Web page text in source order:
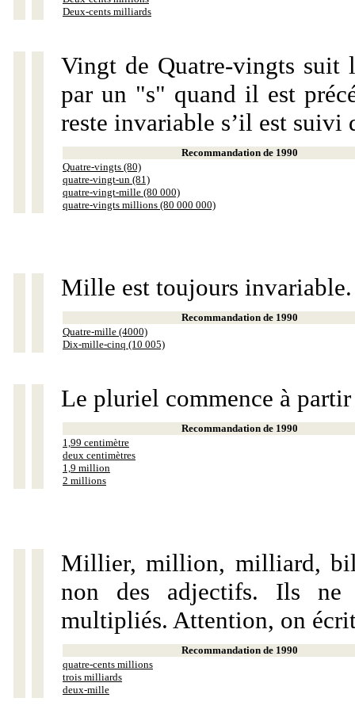
Deux-cents milliards
Vingt de Quatre-vingts suit
par un "s" quand il est
reste invariable s’il est suivi
Recommandation de 1990
Quatre-vingts (80)
quatre-vingt-un (81)
quatre-vingt-mille (80 000)
quatre-vingts millions (80 000 000)
Mille est toujours invariable.
Recommandation de 1990
Quatre-mille (4000)
Dix-mille-cinq (10 005)
Le pluriel commence à
Recommandation de 1990
1,99 centimètre
deux centimètres
1,9 million
2 millions
Millier, million, milliard,
non des adjectifs. Ils ne
multipliés. Attention, on
Recommandation de 1990
quatre-cents millions
trois milliards
deux-mille